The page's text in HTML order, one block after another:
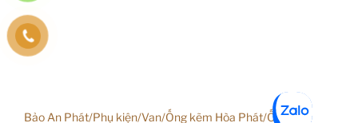
Bảo An Phát/Phụ kiện/Van/Ống kẽm Hòa Phát/Ống inox